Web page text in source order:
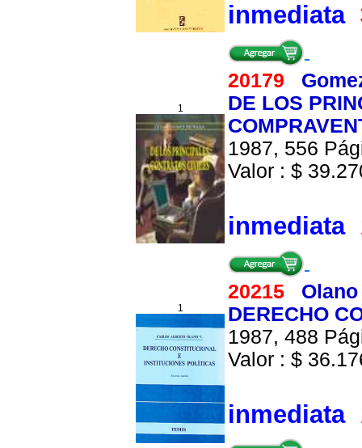
inmediata
1
20179
DE LOS
1987, 556
Valor : $
inmediata
1
20215
DERECHO
1987, 488
Valor : $
inmediata